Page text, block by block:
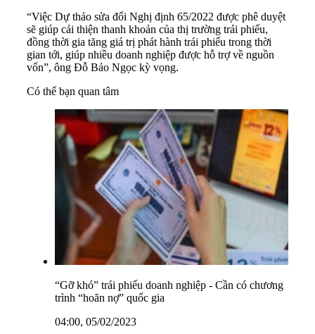
“Việc Dự thảo sửa đổi Nghị định 65/2022 được phê duyệt
sẽ giúp cải thiện thanh khoản của thị trường trái phiếu,
đồng thời gia tăng giá trị phát hành trái phiếu trong thời
gian tới, giúp nhiều doanh nghiệp được hỗ trợ về nguồn
vốn”, ông Đỗ Bảo Ngọc kỳ vọng.
Có thể bạn quan tâm
“Gỡ khó” trái phiếu doanh nghiệp - Cần có chương
trình “hoãn nợ” quốc gia
04:00, 05/02/2023